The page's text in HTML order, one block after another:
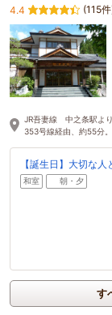
4.4
(115
JR吾妻線 中之条駅よ
353号線経由、約55分。
【誕生日】大切な
和室 朝・夕
す